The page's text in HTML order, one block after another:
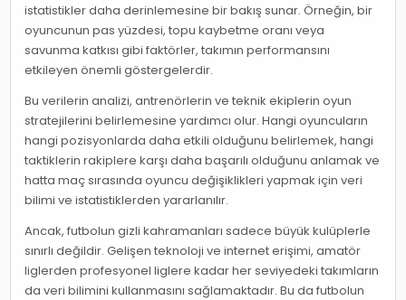
istatistikler daha derinlemesine bir bakış sunar. Örneğin, bir
oyuncunun pas yüzdesi, topu kaybetme oranı veya
savunma katkısı gibi faktörler, takımın performansını
etkileyen önemli göstergelerdir.
Bu verilerin analizi, antrenörlerin ve teknik ekiplerin oyun
stratejilerini belirlemesine yardımcı olur. Hangi oyuncuların
hangi pozisyonlarda daha etkili olduğunu belirlemek, hangi
taktiklerin rakiplere karşı daha başarılı olduğunu anlamak ve
hatta maç sırasında oyuncu değişiklikleri yapmak için veri
bilimi ve istatistiklerden yararlanılır.
Ancak, futbolun gizli kahramanları sadece büyük kulüplerle
sınırlı değildir. Gelişen teknoloji ve internet erişimi, amatör
liglerden profesyonel liglere kadar her seviyedeki takımların
da veri bilimini kullanmasını sağlamaktadır. Bu da futbolun